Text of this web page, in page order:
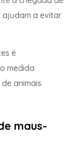
ajudam a evitar
é
medida
animais
maus-